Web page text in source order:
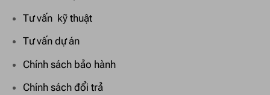
Tư vấn kỹ thuật
Tư vấn dự án
Chính sách bảo hành
Chính sách đổi trả